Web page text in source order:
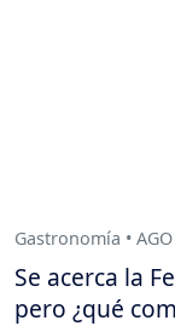
Gastronomía •
Se acerca la
pero ¿qué